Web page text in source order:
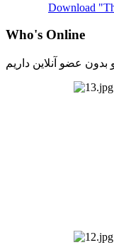
Download
Who's Online